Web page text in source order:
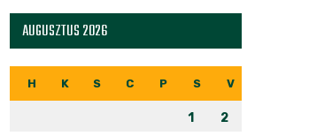
AUGUSZTUS 2026
H K S C P S V
1
2